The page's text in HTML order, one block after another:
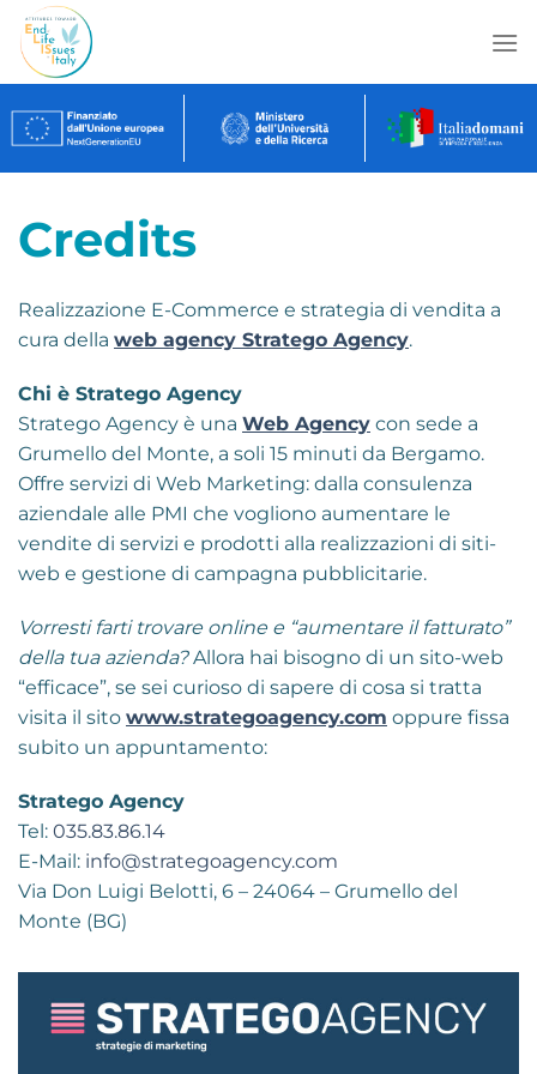
Salta
contenuti
Credits
Realizzazione E-Commerce e strategia di vendita a
cura della web agency Stratego Agency.
Chi è Stratego Agency
Stratego Agency è una Web Agency con sede a
Grumello del Monte, a soli 15 minuti da Bergamo.
Offre servizi di Web Marketing: dalla consulenza
aziendale alle PMI che vogliono aumentare le
vendite di servizi e prodotti alla realizzazioni di siti-
web e gestione di campagna pubblicitarie.
Vorresti farti trovare online e “aumentare il fatturato”
della tua azienda?Allora hai bisogno di un sito-web
“efficace”, se sei curioso di sapere di cosa si tratta
visita il sito www.strategoagency.com oppure fissa
subito un appuntamento:
Stratego Agency
Tel: 035.83.86.14
E-Mail: info@strategoagency.com
Via Don Luigi Belotti, 6 – 24064 – Grumello del
Monte (BG)